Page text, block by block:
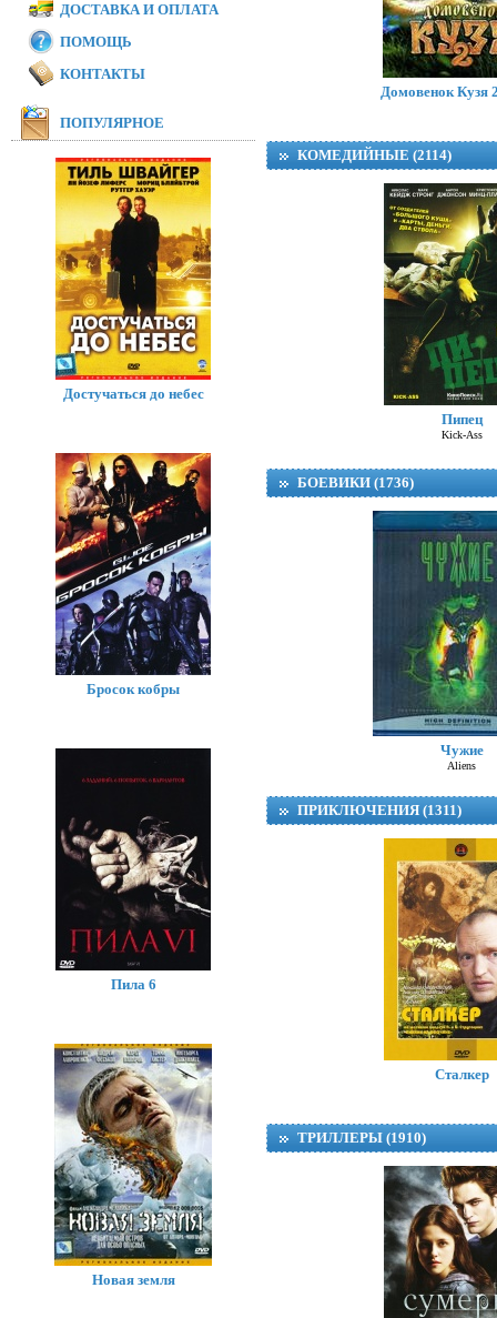
Каратель:
убийство
Домовенок Кузя
КОМЕДИЙНЫЕ (2114)
Пипец
Kick-Ass
БОЕВИКИ (1736)
Чужие
Aliens
ПРИКЛЮЧЕНИЯ (1311)
Сталкер
ТРИЛЛЕРЫ (1910)
ДОСТАВКА И ОПЛАТА
ПОМОЩЬ
КОНТАКТЫ
ПОПУЛЯРНОЕ
Достучаться до небес
Бросок кобры
Пила 6
Новая земля